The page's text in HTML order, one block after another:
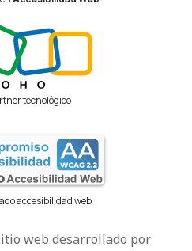
tecnológico
accesibilidad web
web desarrollado por